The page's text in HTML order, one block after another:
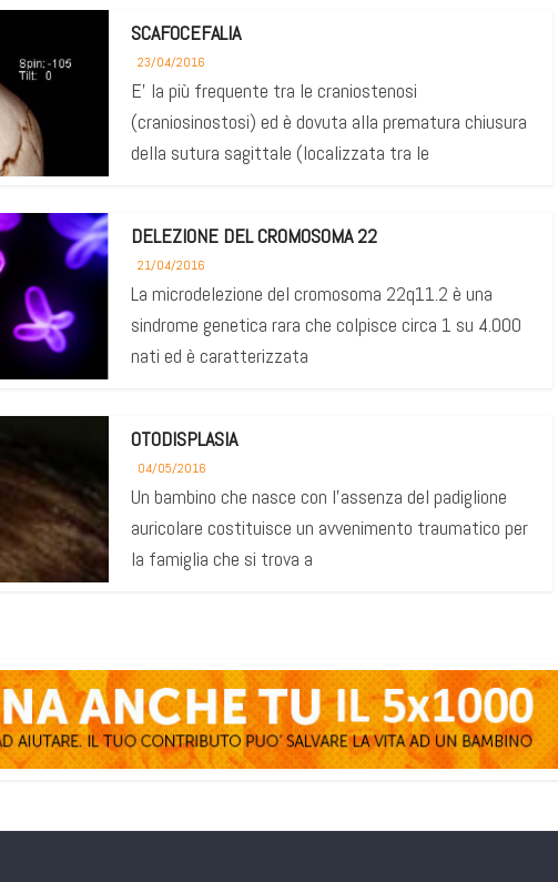
SCAFOCEFALIA
23/04/2016
E’ la più frequente tra le craniostenosi
(craniosinostosi) ed è dovuta alla prematura chiusura
della sutura sagittale (localizzata tra le
DELEZIONE DEL CROMOSOMA 22
21/04/2016
La microdelezione del cromosoma 22q11.2 è una
sindrome genetica rara che colpisce circa 1 su 4.000
nati ed è caratterizzata
OTODISPLASIA
04/05/2016
Un bambino che nasce con l’assenza del padiglione
auricolare costituisce un avvenimento traumatico per
la famiglia che si trova a